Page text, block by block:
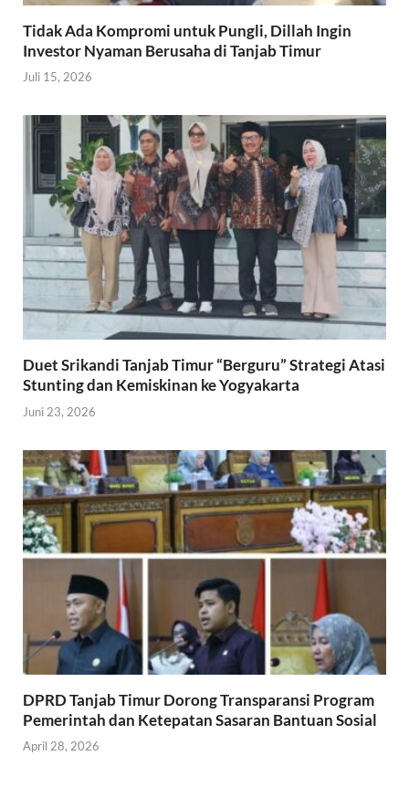
Tidak Ada Kompromi untuk Pungli, Dillah Ingin
Investor Nyaman Berusaha di Tanjab Timur
Juli 15, 2026
Duet Srikandi Tanjab Timur “Berguru” Strategi Atasi
Stunting dan Kemiskinan ke Yogyakarta
Juni 23, 2026
DPRD Tanjab Timur Dorong Transparansi Program
Pemerintah dan Ketepatan Sasaran Bantuan Sosial
April 28, 2026